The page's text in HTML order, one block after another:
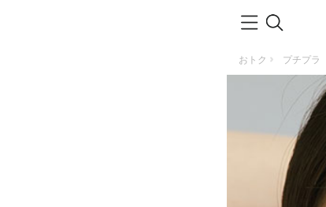
おトク プチプラ